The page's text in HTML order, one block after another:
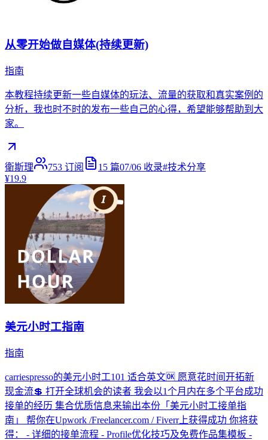
从零开始做自媒体(持续更新)
指南
本教程持续更新一些自媒体的玩法、流量的获取和真实案例的
分析，我也时不时的发布一些自己的心得，希望能够帮助到大
家。
衛斯理 753 订阅 15 篇07/06 收录#技术分享
¥19.9
美元小时工指南
指南
carriespresso的美元小时工101 适合英文🆗 愿意花时间开拓新
现金流💲 打开全球机会的读者 我会以1个月内在多个平台成功
接单的经历 集合优质信息来输出本份「美元小时工接单指
南」 帮你在Upwork /Freelancer.com / Fiverr上获得成功 你将获
得： - 详细的接单流程 - Profile优化技巧及免费作品集模板 -